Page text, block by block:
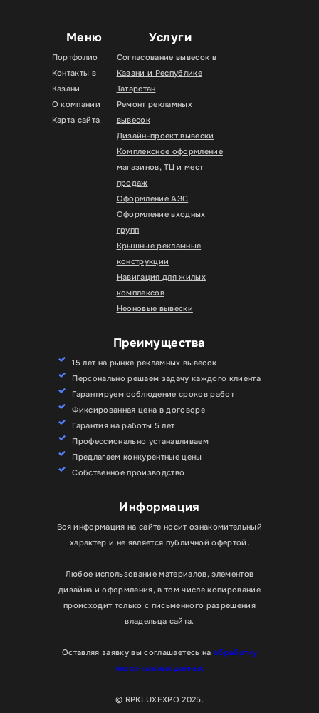
Меню
Портфолио
Контакты в
Казани
О компании
Карта сайта
Услуги
Согласование вывесок в
Казани и Республике
Татарстан
Ремонт рекламных
вывесок
Дизайн-проект вывески
Комплексное оформление
магазинов, ТЦ и мест
продаж
Оформление АЗС
Оформление входных
групп
Крышные рекламные
конструкции
Навигация для жилых
комплексов
Неоновые вывески
Преимущества
15 лет на рынке рекламных вывесок
Персонально решаем задачу каждого клиента
Гарантируем соблюдение сроков работ
Фиксированная цена в договоре
Гарантия на работы 5 лет
Профессионально устанавливаем
Предлагаем конкурентные цены
Собственное производство
Информация
Вся информация на сайте носит ознакомительный
характер и не является публичной офертой.
Любое использование материалов, элементов
дизайна и оформления, в том числе копирование
происходит только с письменного разрешения
владельца сайта.
Оставляя заявку вы соглашаетесь на обработку
персональных данных
© RPKLUXEXPO 2025.